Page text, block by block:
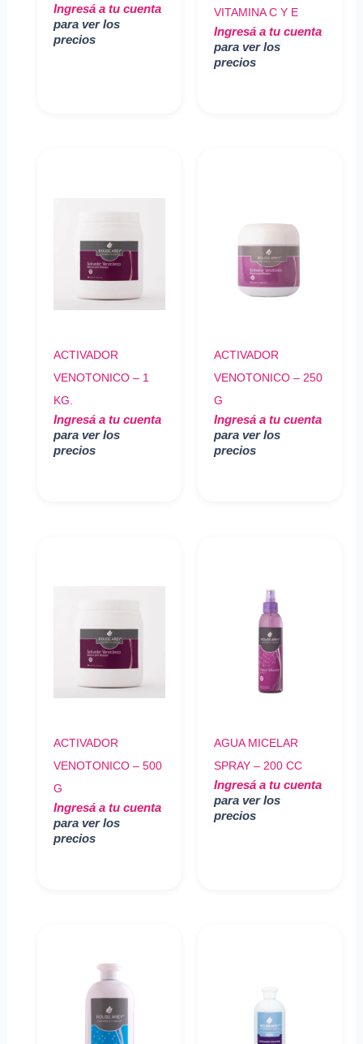
Ingresá a tu cuenta
para ver los
precios
VITAMINA C Y E
Ingresá a tu cuenta
para ver los
precios
ACTIVADOR
VENOTONICO – 1
KG.
Ingresá a tu cuenta
para ver los
precios
ACTIVADOR
VENOTONICO – 250
G
Ingresá a tu cuenta
para ver los
precios
ACTIVADOR
VENOTONICO – 500
G
Ingresá a tu cuenta
para ver los
precios
AGUA MICELAR
SPRAY – 200 CC
Ingresá a tu cuenta
para ver los
precios